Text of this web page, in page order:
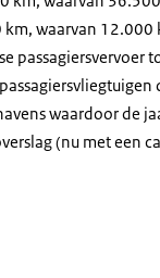
waarvan
waardoor de
(nu met een